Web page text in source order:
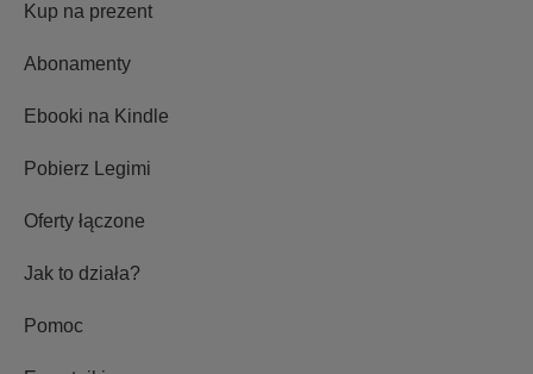
Kup na prezent
Abonamenty
Ebooki na Kindle
Pobierz Legimi
Oferty łączone
Jak to działa?
Pomoc